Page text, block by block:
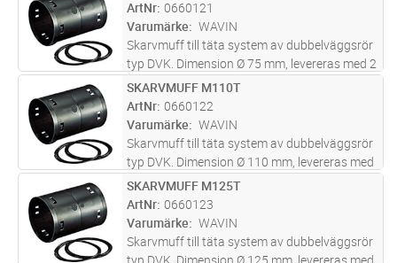
ArtNr 0660121
Varumärke
WAVIN
Skarvmuff till täta system av dubbelväggsrör
typ DVK. Dimension Ø 75 mm, levereras med 2
st tätningsringar. Svart i PE.
ST Lägg i kundvagn
SKARVMUFF M110T
ArtNr 0660122
Varumärke
WAVIN
Skarvmuff till täta system av dubbelväggsrör
typ DVK. Dimension Ø 110 mm, levereras med
2 st tätningsringar. Svart i PE.
ST Lägg i kundvagn
SKARVMUFF M125T
ArtNr 0660123
Varumärke
WAVIN
Skarvmuff till täta system av dubbelväggsrör